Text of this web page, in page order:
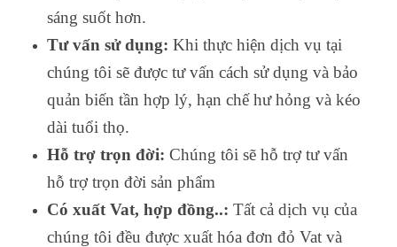
sáng suốt hơn.
Tư vấn sử dụng: Khi thực hiện dịch vụ tại
chúng tôi sẽ được tư vấn cách sử dụng và bảo
quản biến tần hợp lý, hạn chế hư hỏng và kéo
dài tuổi thọ.
Hỗ trợ trọn đời: Chúng tôi sẽ hỗ trợ tư vấn
hỗ trợ trọn đời sản phẩm
Có xuất Vat, hợp đồng..: Tất cả dịch vụ của
chúng tôi đều được xuất hóa đơn đỏ Vat và